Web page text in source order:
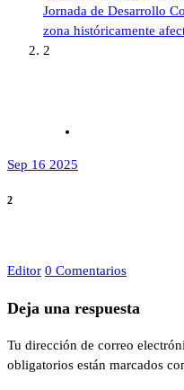
Jornada de Desarrollo
zona históricamente
2
Sep 16 2025
2
Editor 0 Comentarios
Deja una respuesta
Tu dirección de correo
obligatorios están marcados